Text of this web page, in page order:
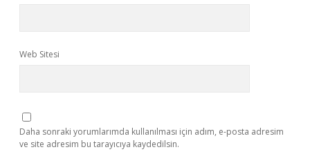
Web Sitesi
Daha sonraki yorumlarımda kullanılması için adım, e-posta adresim
ve site adresim bu tarayıcıya kaydedilsin.